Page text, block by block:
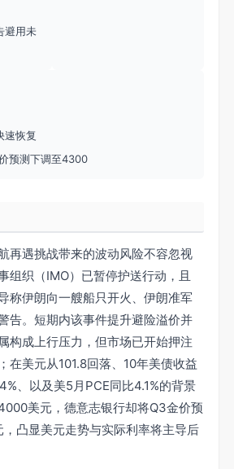
避用未
速恢复
预测下调至4300
再遇挑战带来的波动风险不容忽视
织（IMO）已暂停护送行动，且
称伊朗向一艘船只开火、伊朗准军
告。短期内该事件提升避险溢价并
构成上行压力，但市场已开始押注
在美元从101.8回落、10年美债收益
、以及美5月PCE同比4.1%的背景
美元，德意志银行却将Q3金价预
凸显美元走势与实际利率将主导后